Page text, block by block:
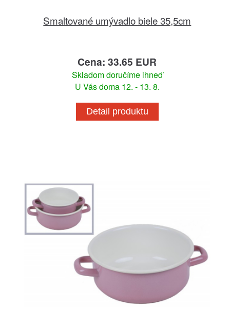
Smaltované umývadlo biele 35,5cm
Cena: 33.65 EUR
Skladom doručíme ihneď
U Vás doma 12. - 13. 8.
Detail produktu